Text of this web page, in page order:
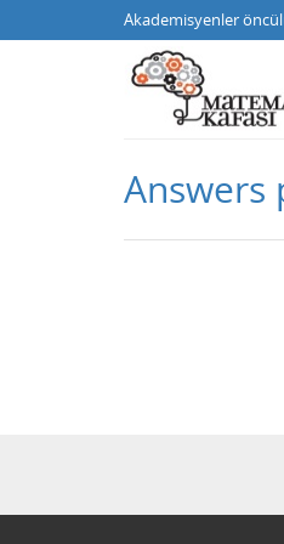
Akademisyenler
Answers